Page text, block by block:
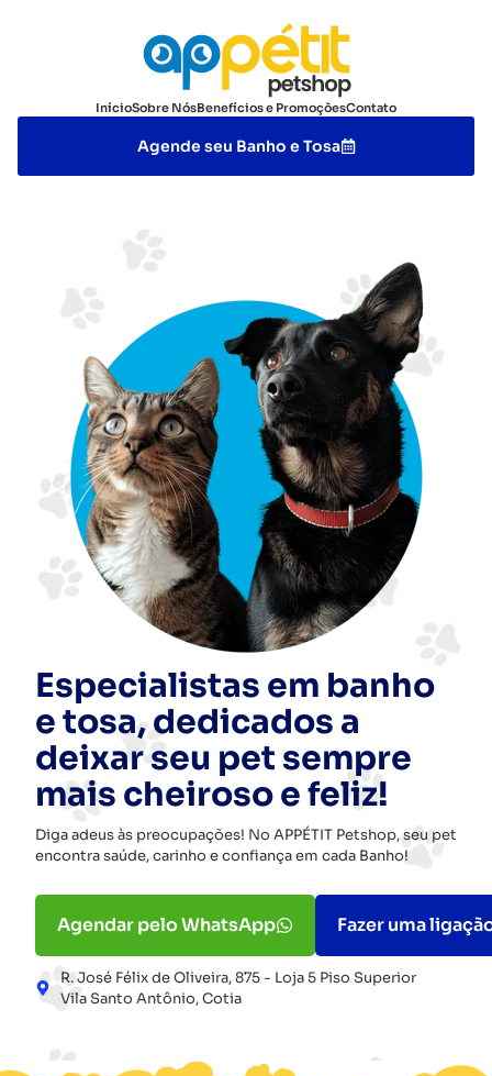
InícioSobre NósBenefícios e PromoçõesContato
Agende seu Banho e Tosa
Especialistas em banho
e tosa, dedicados a
deixar seu pet sempre
mais cheiroso e feliz!
Diga adeus às preocupações! No APPÉTIT Petshop, seu pet
encontra saúde, carinho e confiança em cada Banho!
Agendar pelo WhatsApp Fazer uma
R. José Félix de Oliveira, 875 - Loja 5 Piso Superior
Vila Santo Antônio, Cotia